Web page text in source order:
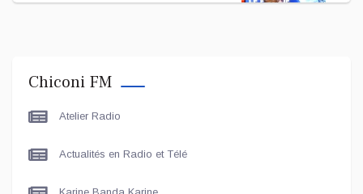
L'Association Zé Run pour le
Communes
Chiconi FM
Atelier Radio
Actualités en Radio et Télé